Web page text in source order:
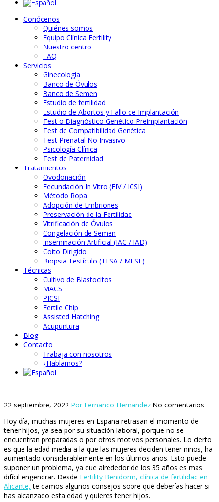
Conócenos
Quiénes somos
Equipo Clínica Fertility
Nuestro centro
FAQ
Servicios
Ginecología
Banco de Óvulos
Banco de Semen
Estudio de fertilidad
Estudio de Abortos y Fallo de Implantación
Test o Diagnóstico Genético Preimplantación
Test de Compatibilidad Genética
Test Prenatal No Invasivo
Psicología Clínica
Test de Paternidad
Tratamientos
Ovodonación
Fecundación In Vitro (FIV / ICSI)
Método Ropa
Adopción de Embriones
Preservación de la Fertilidad
Vitrificación de Óvulos
Congelación de Semen
Inseminación Artificial (IAC / IAD)
Coito Dirigido
Biopsia Testículo (TESA / MESE)
Técnicas
Cultivo de Blastocitos
MACS
PICSI
Fertile Chip
Assisted Hatching
Acupuntura
Blog
Contacto
Trabaja con nosotros
¿Hablamos?
22 septiembre, 2022 Por Fernando Hernandez No comentarios
Hoy día, muchas mujeres en España retrasan el momento de
tener hijos, ya sea por su situación laboral, porque no se
encuentran preparadas o por otros motivos personales. Lo cierto
es que la edad media a la que las mujeres deciden tener niños, ha
aumentado considerablemente en los últimos años. Esto puede
suponer un problema, ya que alrededor de los 35 años es mas
difícil engendrar. Desde Fertility Benidorm, clínica de fertilidad en
Alicante, te damos algunos consejos sobre qué deberías hacer si
has alcanzado esta edad y quieres tener hijos.